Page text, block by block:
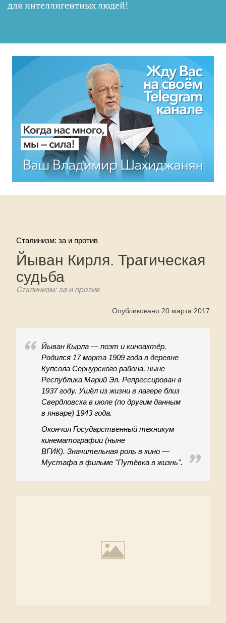
для интеллигентных людей!
Сталинизм: за и против
Йыван Кирля. Трагическая
судьба
Сталинизм: за и против
Опубликовано 20 марта 2017
Йыван Кырла — поэт и киноактёр.
Родился 17 марта 1909 года в деревне
Купсола Сернурского района, ныне
Республика Марий Эл. Репрессирован в
1937 году. Ушёл из жизни в лагере близ
Свердловска в июле (по другим данным
в январе) 1943 года.
Окончил Государственный техникум
кинематографии (ныне
ВГИК). Значительная роль в кино —
Мустафа в фильме "Путёвка в жизнь".